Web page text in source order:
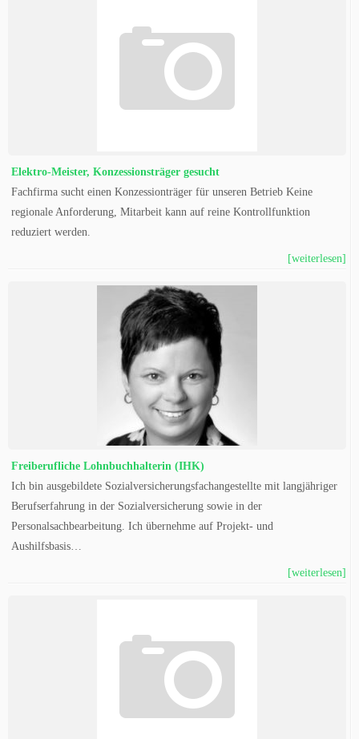
Elektro-Meister, Konzessionsträger gesucht
Fachfirma sucht einen Konzessionträger für unseren Betrieb Keine
regionale Anforderung, Mitarbeit kann auf reine Kontrollfunktion
reduziert werden.
[weiterlesen]
Freiberufliche Lohnbuchhalterin (IHK)
Ich bin ausgebildete Sozialversicherungsfachangestellte mit langjähriger
Berufserfahrung in der Sozialversicherung sowie in der
Personalsachbearbeitung. Ich übernehme auf Projekt- und
Aushilfsbasis…
[weiterlesen]